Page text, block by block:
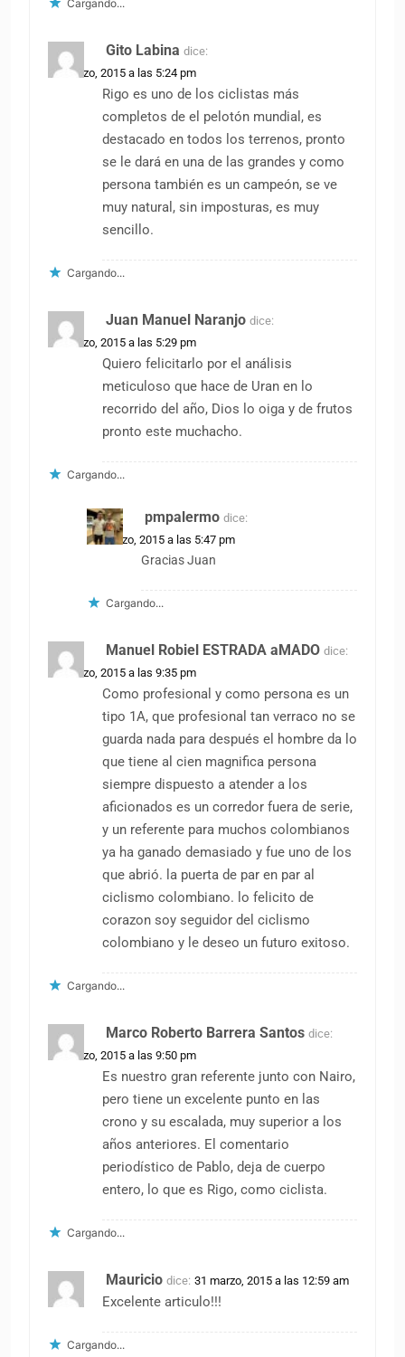
Cargando...
Gito Labina dice:
30 marzo, 2015 a las 5:24 pm
Rigo es uno de los ciclistas más
completos de el pelotón mundial, es
destacado en todos los terrenos, pronto
se le dará en una de las grandes y como
persona también es un campeón, se ve
muy natural, sin imposturas, es muy
sencillo.
Cargando...
Juan Manuel Naranjo dice:
30 marzo, 2015 a las 5:29 pm
Quiero felicitarlo por el análisis
meticuloso que hace de Uran en lo
recorrido del año, Dios lo oiga y de frutos
pronto este muchacho.
Cargando...
pmpalermo dice:
30 marzo, 2015 a las 5:47 pm
Gracias Juan
Cargando...
Manuel Robiel ESTRADA aMADO dice:
30 marzo, 2015 a las 9:35 pm
Como profesional y como persona es un
tipo 1A, que profesional tan verraco no se
guarda nada para después el hombre da lo
que tiene al cien magnifica persona
siempre dispuesto a atender a los
aficionados es un corredor fuera de serie,
y un referente para muchos colombianos
ya ha ganado demasiado y fue uno de los
que abrió. la puerta de par en par al
ciclismo colombiano. lo felicito de
corazon soy seguidor del ciclismo
colombiano y le deseo un futuro exitoso.
Cargando...
Marco Roberto Barrera Santos dice:
30 marzo, 2015 a las 9:50 pm
Es nuestro gran referente junto con Nairo,
pero tiene un excelente punto en las
crono y su escalada, muy superior a los
años anteriores. El comentario
periodístico de Pablo, deja de cuerpo
entero, lo que es Rigo, como ciclista.
Cargando...
Mauricio dice: 31 marzo, 2015 a las 12:59 am
Excelente articulo!!!
Cargando...